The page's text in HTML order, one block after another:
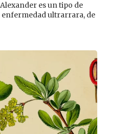
es un tipo de
ultrarrara, de